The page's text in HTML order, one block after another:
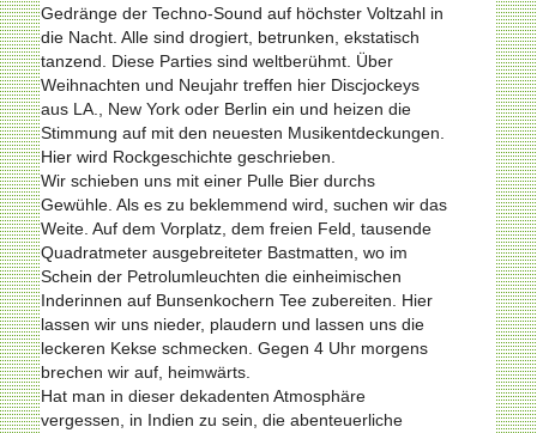
Gedränge der Techno-Sound auf höchster Voltzahl in
die Nacht. Alle sind drogiert, betrunken, ekstatisch
tanzend. Diese Parties sind weltberühmt. Über
Weihnachten und Neujahr treffen hier Discjockeys
aus LA., New York oder Berlin ein und heizen die
Stimmung auf mit den neuesten Musikentdeckungen.
Hier wird Rockgeschichte geschrieben.
Wir schieben uns mit einer Pulle Bier durchs
Gewühle. Als es zu beklemmend wird, suchen wir das
Weite. Auf dem Vorplatz, dem freien Feld, tausende
Quadratmeter ausgebreiteter Bastmatten, wo im
Schein der Petrolumleuchten die einheimischen
Inderinnen auf Bunsenkochern Tee zubereiten. Hier
lassen wir uns nieder, plaudern und lassen uns die
leckeren Kekse schmecken. Gegen 4 Uhr morgens
brechen wir auf, heimwärts.
Hat man in dieser dekadenten Atmosphäre
vergessen, in Indien zu sein, die abenteuerliche